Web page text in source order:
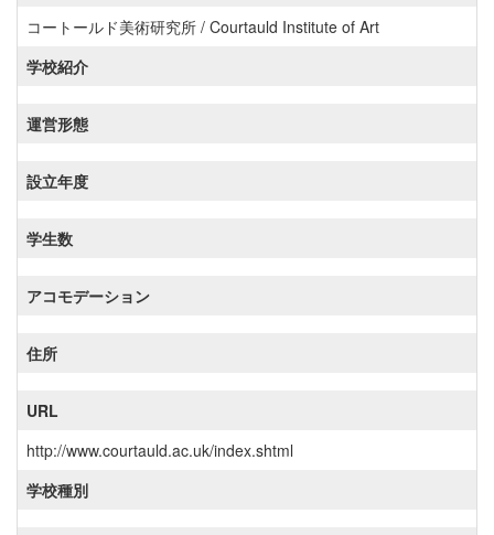
コートールド美術研究所 / Courtauld Institute of Art
学校紹介
運営形態
設立年度
学生数
アコモデーション
住所
URL
http://www.courtauld.ac.uk/index.shtml
学校種別